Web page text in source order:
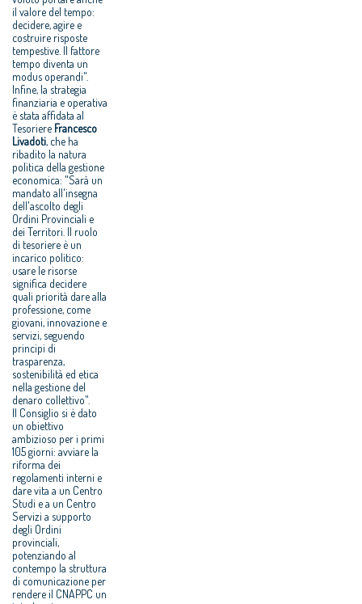
il valore del tempo:
decidere, agire e
costruire risposte
tempestive. Il fattore
tempo diventa un
modus operandi".
Infine, la strategia
finanziaria e operativa
è stata affidata al
Tesoriere Francesco
Livadoti, che ha
ribadito la natura
politica della gestione
economica: "Sarà un
mandato all'insegna
dell'ascolto degli
Ordini Provinciali e
dei Territori. Il ruolo
di tesoriere è un
incarico politico:
usare le risorse
significa decidere
quali priorità dare alla
professione, come
giovani, innovazione e
servizi, seguendo
principi di
trasparenza,
sostenibilità ed etica
nella gestione del
denaro collettivo".
Il Consiglio si è dato
un obiettivo
ambizioso per i primi
105 giorni: avviare la
riforma dei
regolamenti interni e
dare vita a un Centro
Studi e a un Centro
Servizi a supporto
degli Ordini
provinciali,
potenziando al
contempo la struttura
di comunicazione per
rendere il CNAPPC un